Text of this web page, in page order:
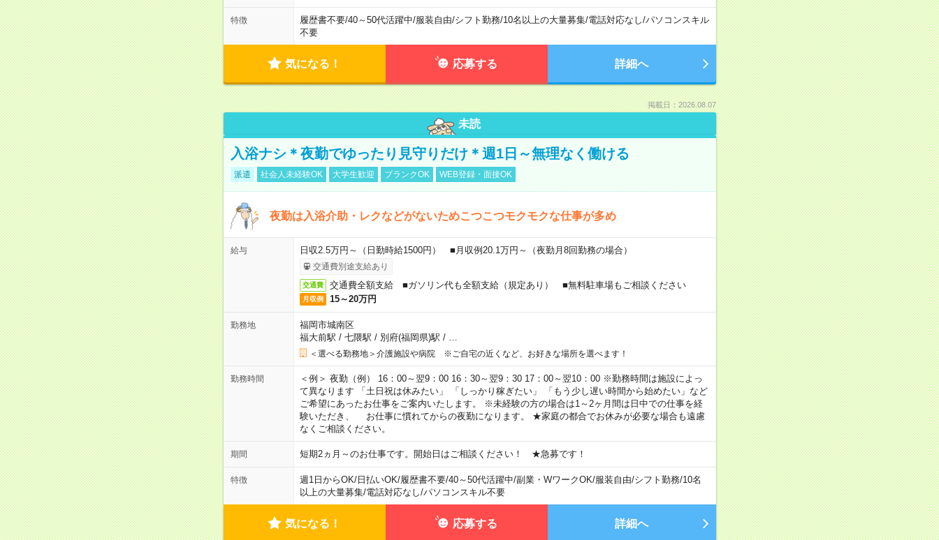
特徴 履歴書不要/40～50代活躍中/服装自由/シフト勤務/10名以上の大量募集/電話対応なし/パソコンスキル
不要
気になる！ 応募する 詳細へ
掲載日：2026.08.07
未読
入浴ナシ＊夜勤でゆったり見守りだけ＊週1日～無理なく働ける
派遣 社会人未経験OK 大学生歓迎 ブランクOK WEB登録・面接OK
夜勤は入浴介助・レクなどがないためこつこつモクモクな仕事が多め
給与 日収2.5万円～（日勤時給1500円） ■月収例20.1万円～（夜勤月8回勤務の場合）
交通費別途支給あり
交通費 交通費全額支給 ■ガソリン代も全額支給（規定あり） ■無料駐車場もご相談ください
月収例 15～20万円
勤務地
福岡市城南区
福大前駅 / 七隈駅 / 別府(福岡県)駅 /
＜選べる勤務地＞介護施設や病院 ※ご自宅の近くなど、お好きな場所を選べます！
勤務時間
＜例＞ 夜勤（例） 16：00～翌9：00 16：30～翌9：30 17：00～翌10：00 ※勤務時間は施設によっ
て異なります 「土日祝は休みたい」 「しっかり稼ぎたい」 「もう少し遅い時間から始めたい」など
ご希望にあったお仕事をご案内いたします。 ※未経験の方の場合は1～2ヶ月間は日中での仕事を経
験いただき、 お仕事に慣れてからの夜勤になります。 ★家庭の都合でお休みが必要な場合も遠慮
なくご相談ください。
期間 短期2ヵ月～のお仕事です。開始日はご相談ください！ ★急募です！
特徴 週1日からOK/日払いOK/履歴書不要/40～50代活躍中/副業・WワークOK/服装自由/シフト勤務/10名
以上の大量募集/電話対応なし/パソコンスキル不要
気になる！ 応募する 詳細へ